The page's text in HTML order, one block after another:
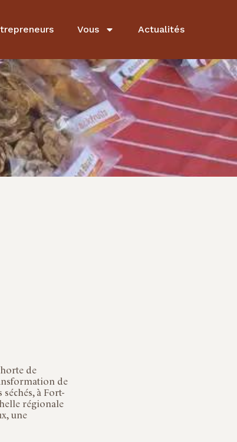
Vous Actualités
de
de
à Fort-
régionale
une